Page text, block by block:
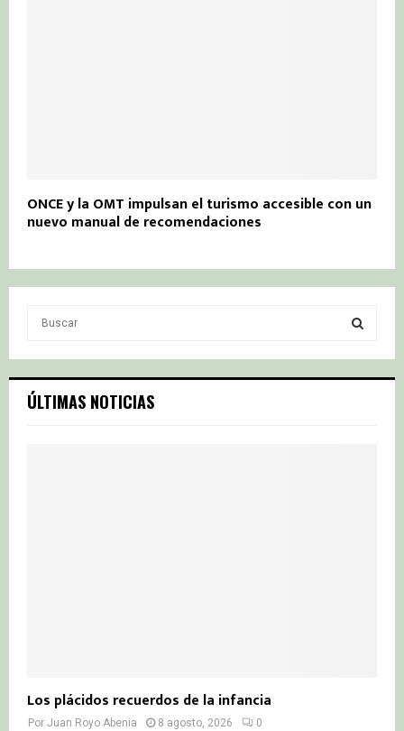
ONCE y la OMT impulsan el turismo accesible con un
nuevo manual de recomendaciones
c
h
S
ÚLTIMAS NOTICIAS
Los plácidos recuerdos de la infancia
Por Juan Royo Abenia 8 agosto, 2026 0